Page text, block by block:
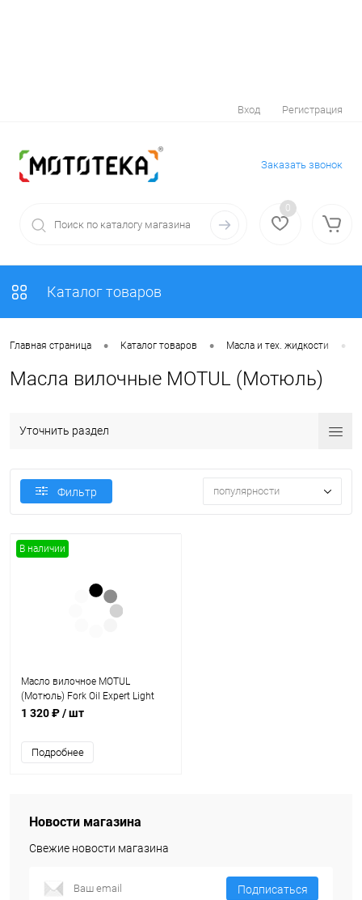
Вход Регистрация
Заказать звонок
0
Каталог товаров
Главная страница • Каталог товаров • Масла и тех. жидкости •
Масла вилочные MOTUL (Мотюль)
Уточнить раздел
Фильтр популярности
В наличии
Масло вилочное MOTUL
(Мотюль) Fork Oil Expert Light
5W (1L)
1 320 ₽/ шт
Подробнее
Новости магазина
Свежие новости магазина
Подписаться